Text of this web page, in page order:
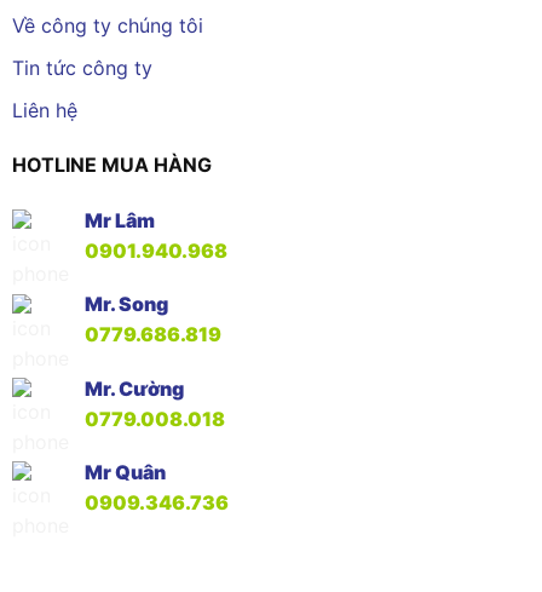
Về công ty chúng tôi
Tin tức công ty
Liên hệ
HOTLINE MUA HÀNG
Mr Lâm
0901.940.968
Mr. Song
0779.686.819
Mr. Cường
0779.008.018
Mr Quân
0909.346.736